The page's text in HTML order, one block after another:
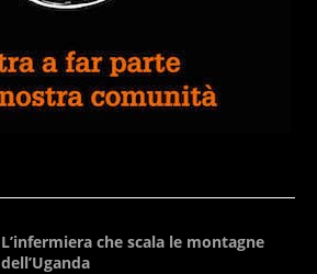
L’infermiera che scala le montagne
dell’Uganda